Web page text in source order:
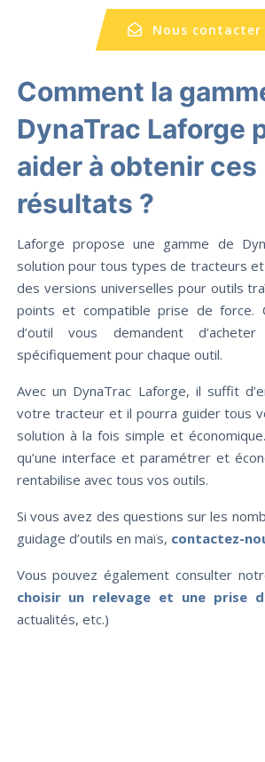
Nous contacter
Comment la
DynaTrac Laforge
aider à obtenir ces
résultats ?
Laforge propose une gamme de
solution pour tous types de tracteurs et
des versions universelles pour outils
points et compatible prise de force.
d’outil vous demandent d’acheter
spécifiquement pour chaque outil.
Avec un DynaTrac Laforge, il suffit
votre tracteur et il pourra guider tous
solution à la fois simple et
qu’une interface et paramétrer et
rentabilise avec tous vos outils.
Si vous avez des questions sur les
guidage d’outils en maïs, contactez-
Vous pouvez également consulter
choisir un relevage et une prise
actualités, etc.)